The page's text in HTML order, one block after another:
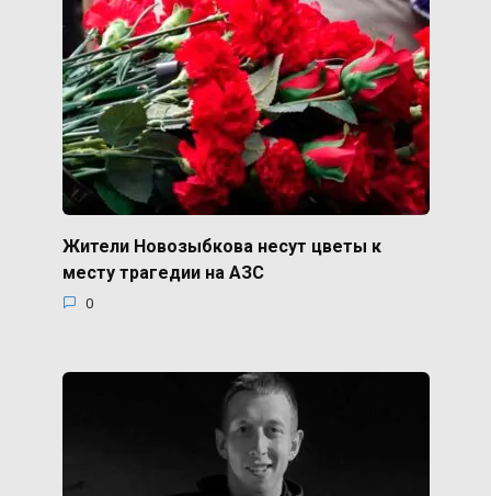
Жители Новозыбкова несут цветы к
месту трагедии на АЗС
0